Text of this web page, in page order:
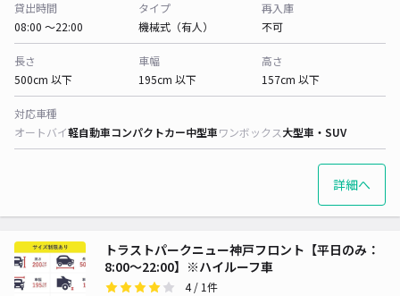
貸出時間
08:00 〜22:00
タイプ
機械式（有人）
再入庫
不可
長さ
500cm 以下
車幅
195cm 以下
高さ
157cm 以下
対応車種
オートバイ軽自動車コンパクトカー中型車ワンボックス大型車・SUV
詳細へ
トラストパークニュー神戸フロント【平日のみ：
8:00～22:00】※ハイルーフ車
4/ 1件